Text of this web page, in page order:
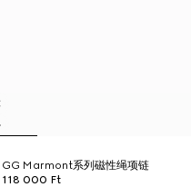
GG Marmont系列磁性绳项链
118 000 Ft